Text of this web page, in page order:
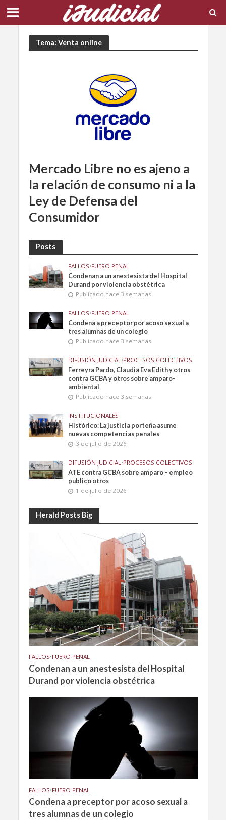
Tema: Venta online
Mercado Libre no es ajeno a
la relación de consumo ni a la
Ley de Defensa del
Consumidor
Posts
FALLOS•FUERO PENAL
Condenan a un anestesista del Hospital
Durand por violencia obstétrica
Publicado hace 3 semanas
FALLOS•FUERO PENAL
Condena a preceptor por acoso sexual a
tres alumnas de un colegio
Publicado hace 3 semanas
DIFUSIÓN JUDICIAL•PROCESOS COLECTIVOS
Ferreyra Pardo, Claudia Eva Edith y otros
contra GCBA y otros sobre amparo-
ambiental
Publicado hace 3 semanas
INSTITUCIONALES
Histórico: La justicia porteña asume
nuevas competencias penales
3 de julio de 2026
DIFUSIÓN JUDICIAL•PROCESOS COLECTIVOS
ATE contra GCBA sobre amparo – empleo
publico otros
1 de julio de 2026
Herald Posts Big
FALLOS•FUERO PENAL
Condenan a un anestesista del Hospital
Durand por violencia obstétrica
FALLOS•FUERO PENAL
Condena a preceptor por acoso sexual a
tres alumnas de un colegio